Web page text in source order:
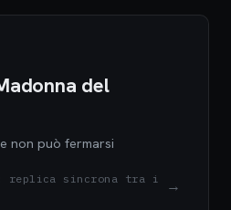
del
non può fermarsi
replica sincrona tra i
→